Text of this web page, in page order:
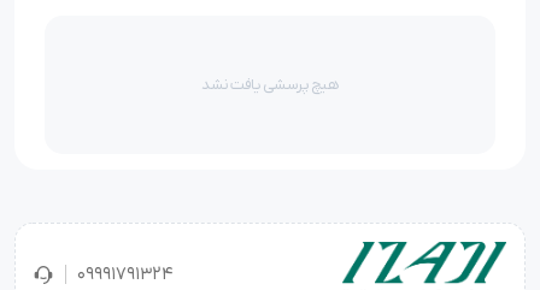
هیچ پرسشی یافت نشد
09991791324